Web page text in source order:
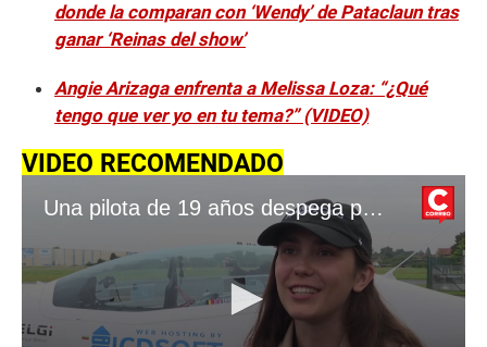
donde la comparan con ‘Wendy’ de Pataclaun tras
ganar ‘Reinas del show’
Angie Arizaga enfrenta a Melissa Loza: “¿Qué
tengo que ver yo en tu tema?” (VIDEO)
VIDEO RECOMENDADO
Una pilota de 19 años despega para una vuelta al mundo en solitario buscando marcar un hito